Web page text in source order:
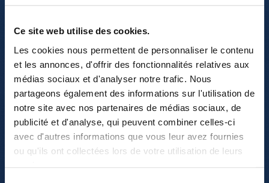
Ce site web utilise des cookies.
Les cookies nous permettent de personnaliser le contenu
et les annonces, d'offrir des fonctionnalités relatives aux
médias sociaux et d'analyser notre trafic. Nous
partageons également des informations sur l'utilisation de
notre site avec nos partenaires de médias sociaux, de
publicité et d'analyse, qui peuvent combiner celles-ci
avec d'autres informations que vous leur avez fournies
ou qu'ils ont collectées lors de votre utilisation de leurs